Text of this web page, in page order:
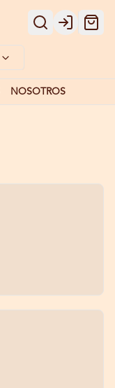
Login
NOSOTROS